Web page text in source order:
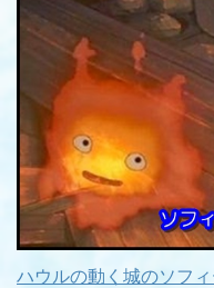
ハウルの動く城のソフ